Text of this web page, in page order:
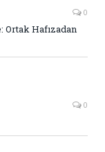
0
Hafızadan
0